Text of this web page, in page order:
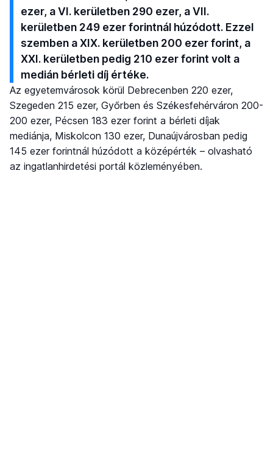
ezer, a VI. kerületben 290 ezer, a VII.
kerületben 249 ezer forintnál húzódott. Ezzel
szemben a XIX. kerületben 200 ezer forint, a
XXI. kerületben pedig 210 ezer forint volt a
medián bérleti díj értéke.
Az egyetemvárosok körül Debrecenben 220 ezer,
Szegeden 215 ezer, Győrben és Székesfehérváron 200-
200 ezer, Pécsen 183 ezer forint a bérleti díjak
mediánja, Miskolcon 130 ezer, Dunaújvárosban pedig
145 ezer forintnál húzódott a középérték – olvasható
az ingatlanhirdetési portál közleményében.